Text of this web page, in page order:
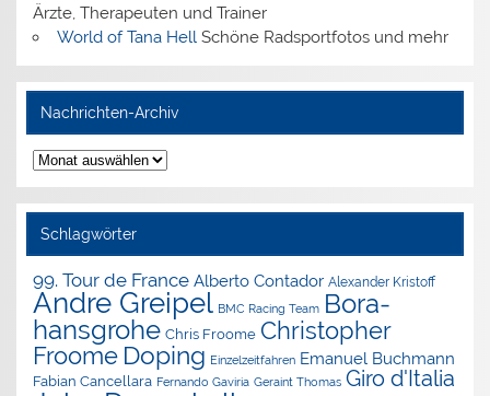
Ärzte, Therapeuten und Trainer
World of Tana Hell Schöne Radsportfotos und mehr
Nachrichten-Archiv
Nachrichten-
Archiv
Schlagwörter
99. Tour de France Alberto Contador Alexander Kristoff
Andre Greipel BMC Racing Team Bora-
hansgrohe Chris Froome Christopher
Froome Doping Einzelzeitfahren Emanuel Buchmann
Fabian Cancellara Fernando Gaviria Geraint Thomas Giro d'Italia